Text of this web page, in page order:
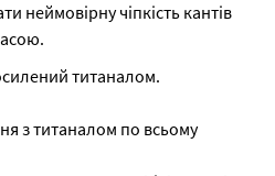
неймовірну чіпкість кантів
титаналом.
з титаналом по всьому